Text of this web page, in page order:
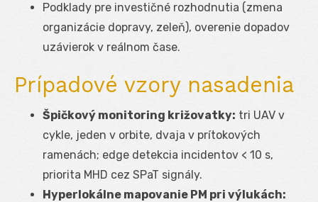
Podklady pre investičné rozhodnutia (zmena
organizácie dopravy, zeleň), overenie dopadov
uzávierok v reálnom čase.
Prípadové vzory nasadenia
Špičkový monitoring križovatky: tri UAV v
cykle, jeden v orbite, dvaja v prítokových
ramenách; edge detekcia incidentov < 10 s,
priorita MHD cez SPaT signály.
Hyperlokálne mapovanie PM pri výlukách: